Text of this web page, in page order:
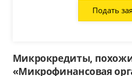
Подать
Микрокредиты,
«Микрофинансовая